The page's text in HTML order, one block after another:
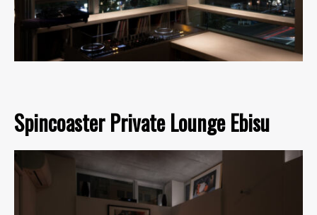
Spincoaster Private Lounge Ebisu